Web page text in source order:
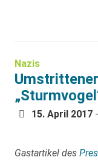
Nazis
15. April 2017
Gastartikel des